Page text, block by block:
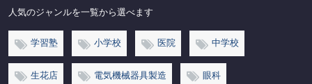
人気のジャンルを一覧から選べます
学習塾 小学校 医院 中学校
生花店 電気機械器具製造 眼科